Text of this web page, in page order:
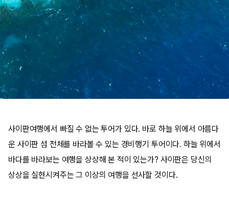
사이판여행에서 빠질 수 없는 투어가 있다. 바로 하늘 위에서 아름다
운 사이판 섬 전체를 바라볼 수 있는 경비행기 투어이다. 하늘 위에서
바다를 바라보는 여행을 상상해 본 적이 있는가? 사이판은 당신의
상상을 실현시켜주는 그 이상의 여행을 선사할 것이다.